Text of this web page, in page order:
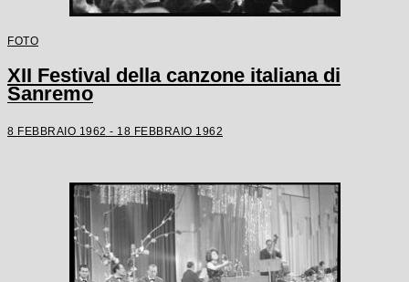
FOTO
XII Festival della canzone italiana di
Sanremo
8 FEBBRAIO 1962 - 18 FEBBRAIO 1962